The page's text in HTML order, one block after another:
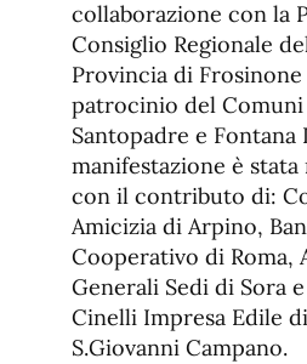
collaborazione con la
Consiglio Regionale
Provincia di
patrocinio del
Santopadre e Fontana
manifestazione è stata
con il contributo di:
Amicizia di Arpino,
Cooperativo di Roma,
Generali Sedi di Sora
Cinelli Impresa Edile
S.Giovanni Campano.